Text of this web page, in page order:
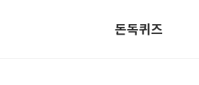
돈독퀴즈